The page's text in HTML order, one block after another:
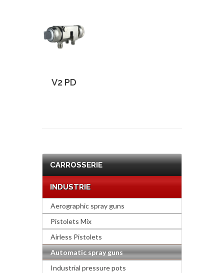
V2 PD
CARROSSERIE
INDUSTRIE
Aerographic spray guns
Pistolets Mix
Airless Pistolets
Automatic spray guns
Industrial pressure pots